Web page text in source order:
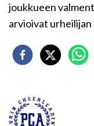
joukkueen
arvioivat urheilijan